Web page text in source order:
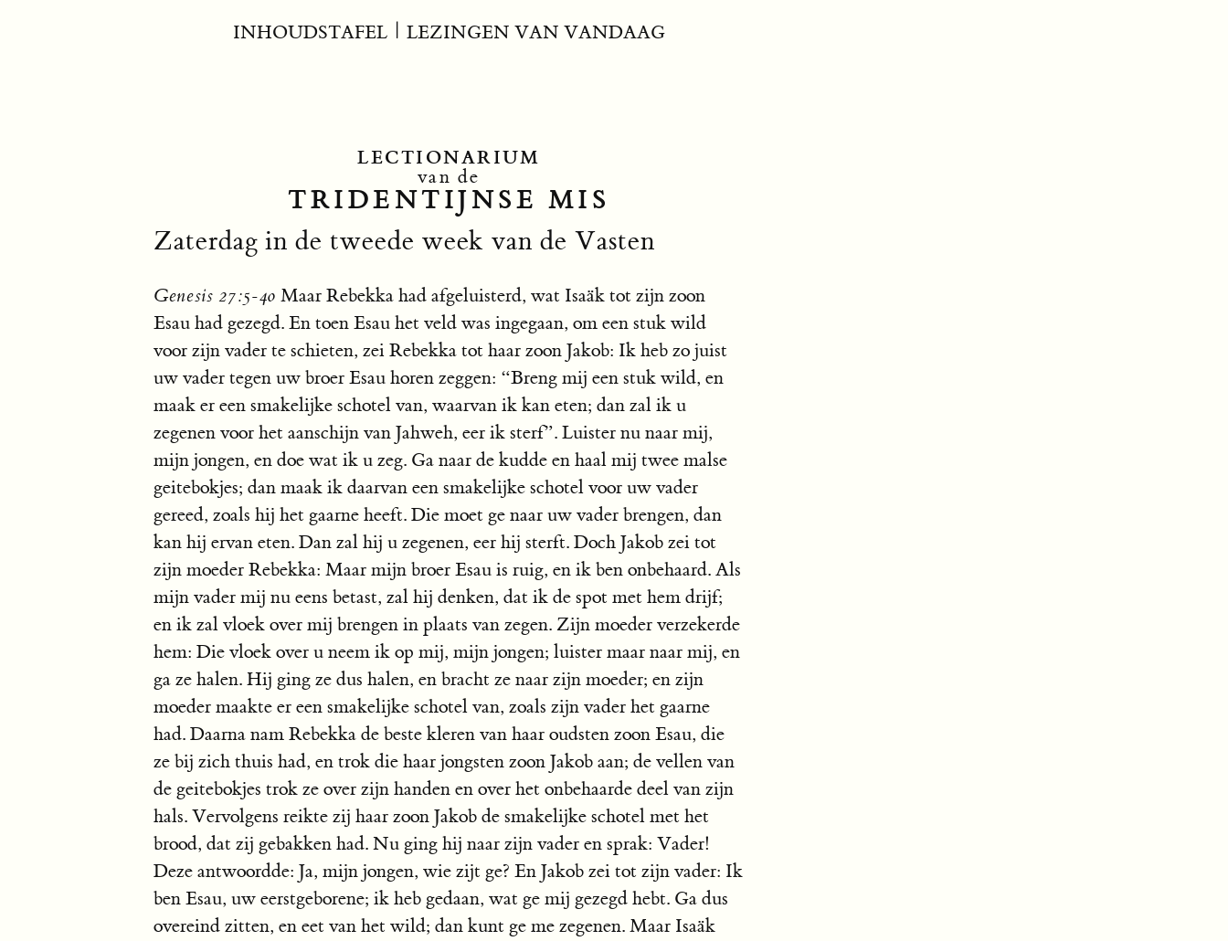
INHOUDSTAFEL| LEZINGEN VAN VANDAAG
LECTIONARIUM
van de
TRIDENTIJNSE MIS
Zaterdag in de tweede week van de Vasten
Genesis 27:5-40 Maar Rebekka had afgeluisterd, wat Isaäk tot zijn zoon
Esau had gezegd. En toen Esau het veld was ingegaan, om een stuk wild
voor zijn vader te schieten, zei Rebekka tot haar zoon Jakob: Ik heb zo juist
uw vader tegen uw broer Esau horen zeggen: “Breng mij een stuk wild, en
maak er een smakelijke schotel van, waarvan ik kan eten; dan zal ik u
zegenen voor het aanschijn van Jahweh, eer ik sterf”. Luister nu naar mij,
mijn jongen, en doe wat ik u zeg. Ga naar de kudde en haal mij twee malse
geitebokjes; dan maak ik daarvan een smakelijke schotel voor uw vader
gereed, zoals hij het gaarne heeft. Die moet ge naar uw vader brengen, dan
kan hij ervan eten. Dan zal hij u zegenen, eer hij sterft. Doch Jakob zei tot
zijn moeder Rebekka: Maar mijn broer Esau is ruig, en ik ben onbehaard. Als
mijn vader mij nu eens betast, zal hij denken, dat ik de spot met hem drijf;
en ik zal vloek over mij brengen in plaats van zegen. Zijn moeder verzekerde
hem: Die vloek over u neem ik op mij, mijn jongen; luister maar naar mij, en
ga ze halen. Hij ging ze dus halen, en bracht ze naar zijn moeder; en zijn
moeder maakte er een smakelijke schotel van, zoals zijn vader het gaarne
had. Daarna nam Rebekka de beste kleren van haar oudsten zoon Esau, die
ze bij zich thuis had, en trok die haar jongsten zoon Jakob aan; de vellen van
de geitebokjes trok ze over zijn handen en over het onbehaarde deel van zijn
hals. Vervolgens reikte zij haar zoon Jakob de smakelijke schotel met het
brood, dat zij gebakken had. Nu ging hij naar zijn vader en sprak: Vader!
Deze antwoordde: Ja, mijn jongen, wie zijt ge? En Jakob zei tot zijn vader: Ik
ben Esau, uw eerstgeborene; ik heb gedaan, wat ge mij gezegd hebt. Ga dus
overeind zitten, en eet van het wild; dan kunt ge me zegenen. Maar Isaäk